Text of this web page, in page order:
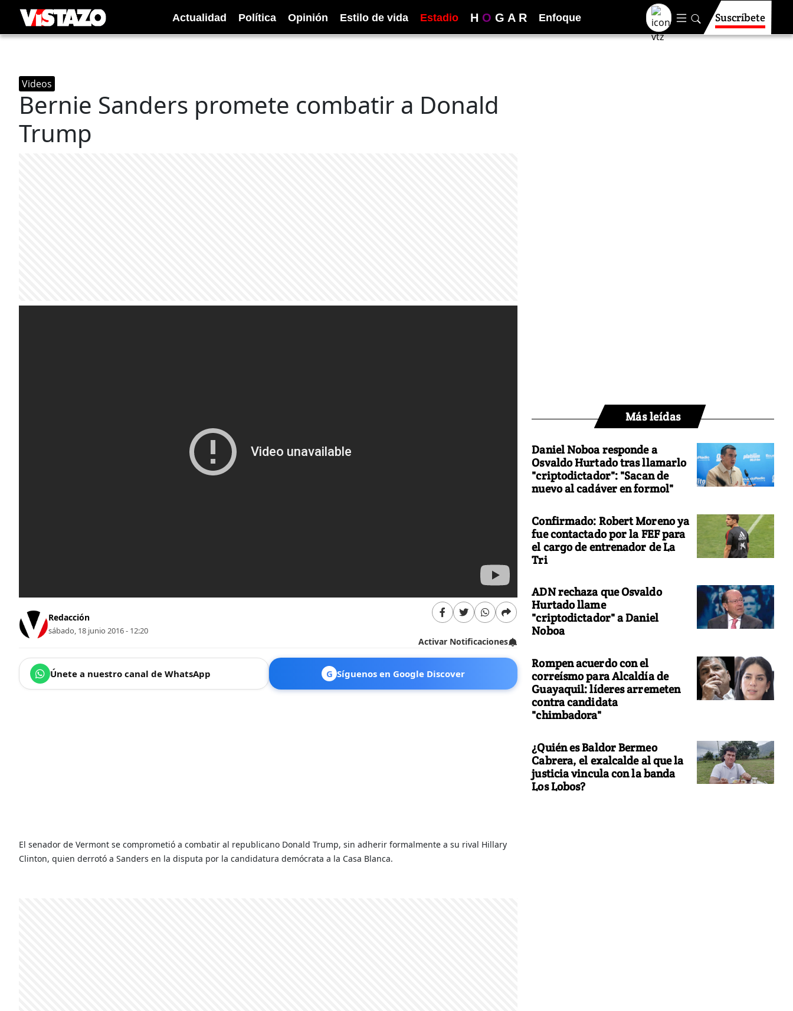
Actualidad Política Opinión Estilo de vida Estadio H O G A R Enfoque Suscríbete
Videos
Bernie Sanders promete combatir a Donald
Trump
Redacción
sábado, 18 junio 2016 - 12:20
Activar Notificaciones
Únete a nuestro canal de WhatsApp G Síguenos en Google Discover
El senador de Vermont se comprometió a combatir al republicano Donald Trump, sin adherir formalmente a su rival Hillary
Clinton, quien derrotó a Sanders en la disputa por la candidatura demócrata a la Casa Blanca.
Más leídas
Daniel Noboa responde a
Osvaldo Hurtado tras llamarlo
"criptodictador": "Sacan de
nuevo al cadáver en formol"
Confirmado: Robert Moreno ya
fue contactado por la FEF para
el cargo de entrenador de La
Tri
ADN rechaza que Osvaldo
Hurtado llame
"criptodictador" a Daniel
Noboa
Rompen acuerdo con el
correísmo para Alcaldía de
Guayaquil: líderes arremeten
contra candidata
"chimbadora"
¿Quién es Baldor Bermeo
Cabrera, el exalcalde al que la
justicia vincula con la banda
Los Lobos?